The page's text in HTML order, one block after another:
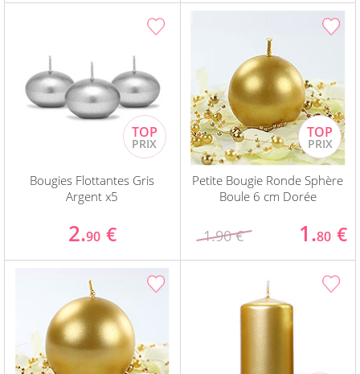
Bougies Flottantes Gris
Argent x5
2.90 €
Petite Bougie Ronde Sphère
Boule 6 cm Dorée
1.90 € 1.80 €